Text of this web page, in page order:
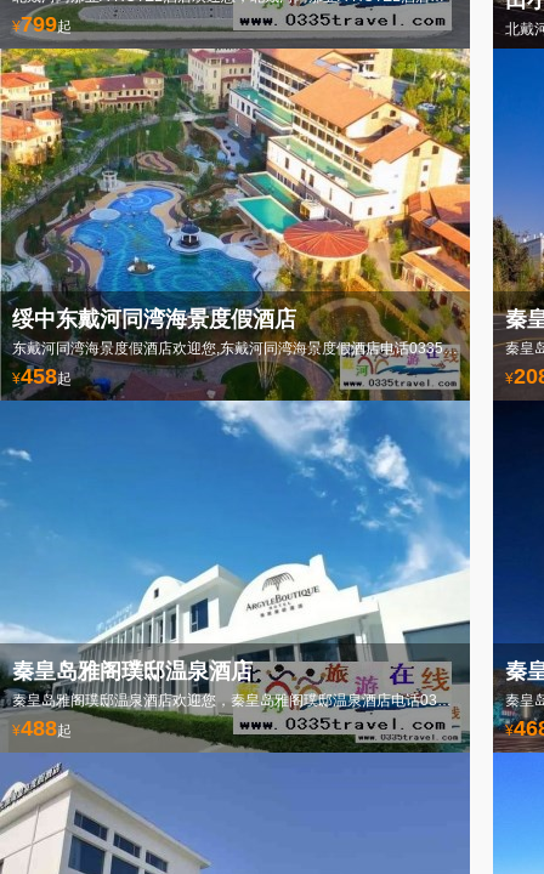
¥799起
绥中东戴河同湾海景度假酒店
东戴河同湾海景度假酒店欢迎您,东戴河同湾海景度假酒店电话0335-3522588
¥458起
秦
¥
秦皇岛雅阁璞邸温泉酒店
秦皇岛雅阁璞邸温泉酒店欢迎您，秦皇岛雅阁璞邸温泉酒店电话0335-3522588
¥488起
秦
¥